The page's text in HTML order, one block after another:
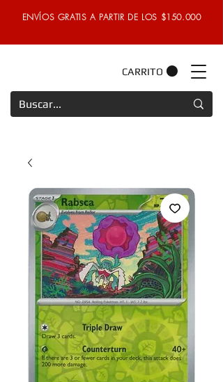
ENVÍOS GRATIS A PARTIR DE LOS $150.000
CARRITO